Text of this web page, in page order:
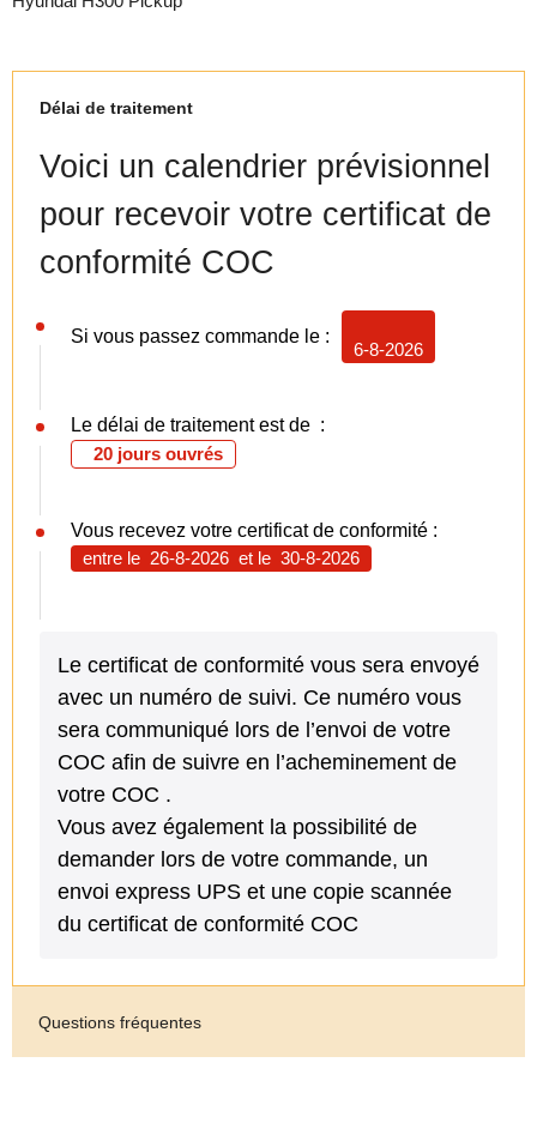
Délai de traitement
Voici un calendrier prévisionnel
pour recevoir votre certificat de
conformité COC
Si vous passez commande le :
6-8-2026
Le délai de traitement est de :
20 jours ouvrés
Vous recevez votre certificat de conformité :
entre le 26-8-2026et le 30-8-2026
Le certificat de conformité vous sera envoyé
avec un numéro de suivi. Ce numéro vous
sera communiqué lors de l’envoi de votre
COC afin de suivre en l’acheminement de
votre COC .
Vous avez également la possibilité de
demander lors de votre commande, un
envoi express UPS et une copie scannée
du certificat de conformité COC
Questions fréquentes